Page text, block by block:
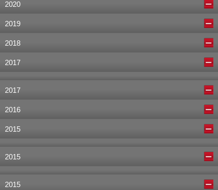
2020
2019
2018
2017
2017
2016
2015
2015
2015